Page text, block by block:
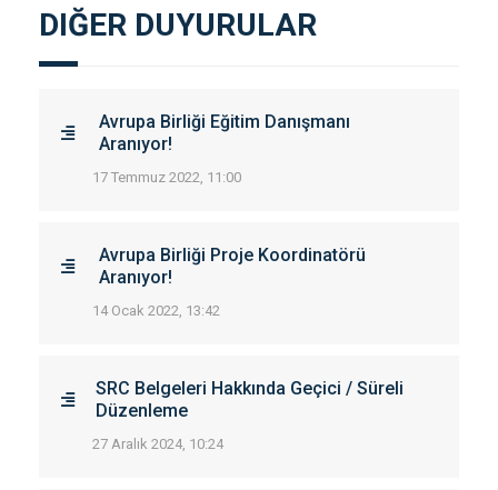
DIĞER DUYURULAR
Avrupa Birliği Eğitim Danışmanı
Aranıyor!
17 Temmuz 2022, 11:00
Avrupa Birliği Proje Koordinatörü
Aranıyor!
14 Ocak 2022, 13:42
SRC Belgeleri Hakkında Geçici / Süreli
Düzenleme
27 Aralık 2024, 10:24